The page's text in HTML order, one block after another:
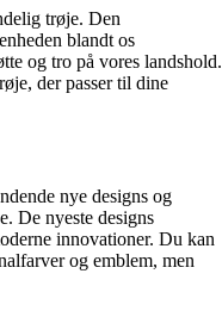
trøje. Den
blandt os
og tro på vores landshold.
der passer til dine
nye designs og
De nyeste designs
innovationer. Du kan
og emblem, men